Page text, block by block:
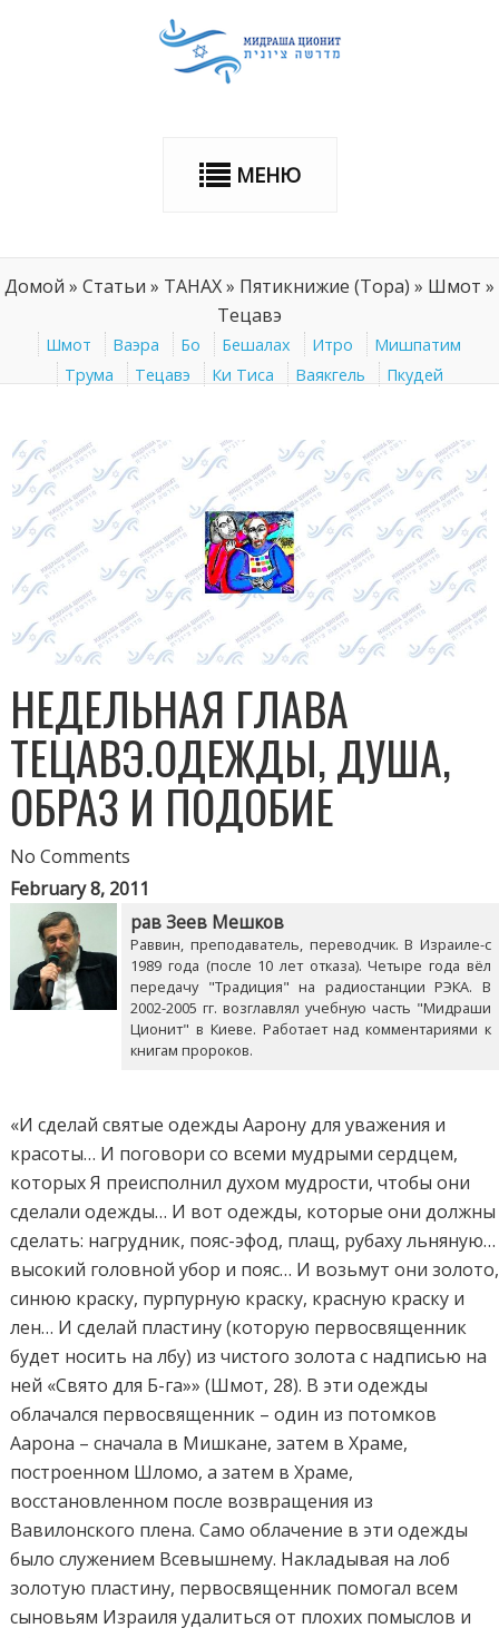
МЕНЮ
Домой » Статьи » ТАНАХ» Пятикнижие (Тора) » Шмот »
Тецавэ
Шмот Ваэра Бо Бешалах Итро
Мишпатим
Трума
Тецавэ Ки Тиса Ваякгель Пкудей
НЕДЕЛЬНАЯ ГЛАВА
ТЕЦАВЭ.ОДЕЖДЫ, ДУША,
ОБРАЗ И ПОДОБИЕ
No Comments
February 8, 2011
рав Зеев Мешков
Раввин, преподаватель, переводчик. В Израиле-с
1989 года (после 10 лет отказа). Четыре года вёл
передачу "Традиция" на радиостанции РЭКА. В
2002-2005 гг. возглавлял учебную часть "Мидраши
Ционит" в Киеве. Работает над комментариями к
книгам пророков.
«И сделай святые одежды Аарону для уважения и
красоты… И поговори со всеми мудрыми сердцем,
которых Я преисполнил духом мудрости, чтобы они
сделали одежды… И вот одежды, которые они должны
сделать: нагрудник, пояс-эфод, плащ, рубаху льняную…
высокий головной убор и пояс… И возьмут они золото,
синюю краску, пурпурную краску, красную краску и
лен… И сделай пластину (которую первосвященник
будет носить на лбу) из чистого золота с надписью на
ней «Свято для Б-га»» (Шмот, 28). В эти одежды
облачался первосвященник – один из потомков
Аарона – сначала в Мишкане, затем в Храме,
построенном Шломо, а затем в Храме,
восстановленном после возвращения из
Вавилонского плена. Само облачение в эти одежды
было служением Всевышнему. Накладывая на лоб
золотую пластину, первосвященник помогал всем
сыновьям Израиля удалиться от плохих помыслов и